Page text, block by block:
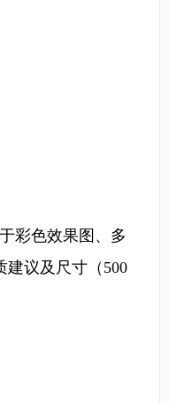
彩色效果图、多
建议及尺寸（500